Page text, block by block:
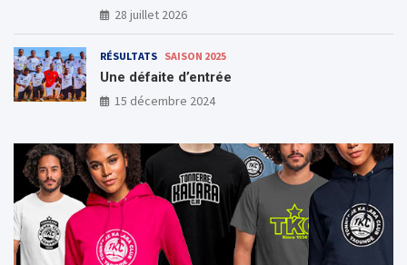
28 juillet 2026
RÉSULTATS SAISON 2025
Une défaite d’entrée
15 décembre 2024